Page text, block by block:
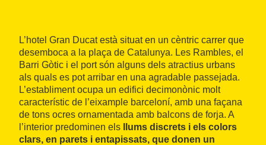
L’hotel Gran Ducat està situat en un cèntric carrer que
desemboca a la plaça de Catalunya. Les Rambles, el
Barri Gòtic i el port són alguns dels atractius urbans
als quals es pot arribar en una agradable passejada.
L’establiment ocupa un edifici decimonònic molt
característic de l’eixample barceloní, amb una façana
de tons ocres ornamentada amb balcons de forja. A
l’interior predominen els
llums discrets i els colors
clars, en parets i entapissats, que donen un